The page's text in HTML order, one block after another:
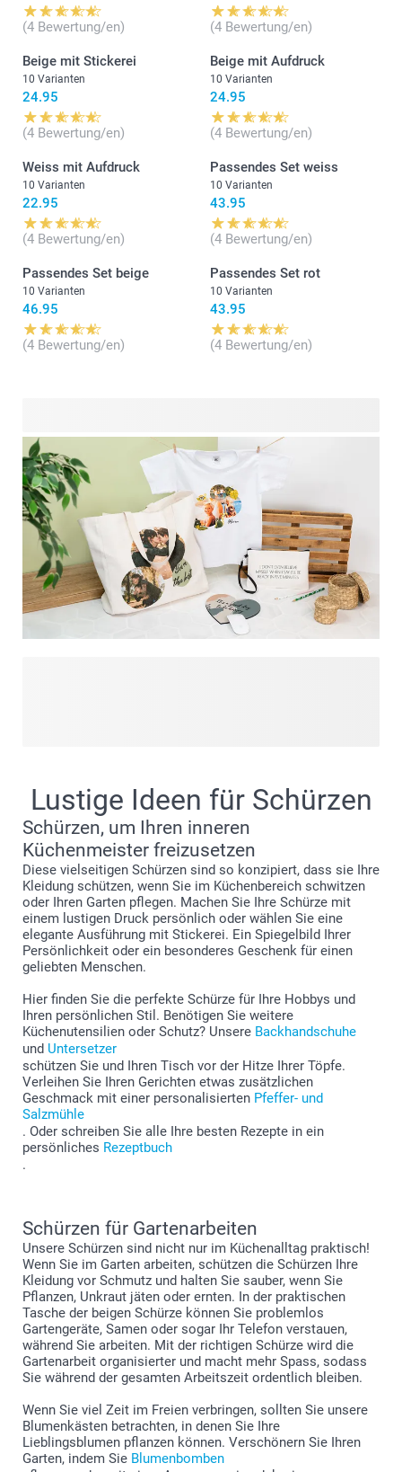
(4 Bewertung/en) (4 Bewertung/en)
Beige mit Stickerei
10 Varianten
24.95
(4 Bewertung/en)
Beige mit Aufdruck
10 Varianten
24.95
(4 Bewertung/en)
Weiss mit Aufdruck
10 Varianten
22.95
(4 Bewertung/en)
Passendes Set weiss
10 Varianten
43.95
(4 Bewertung/en)
Passendes Set beige
10 Varianten
46.95
(4 Bewertung/en)
Passendes Set rot
10 Varianten
43.95
(4 Bewertung/en)
suchen. Mit einer
für Ihre Küche, Ihren Garten, Ihr Bad oder Ihren
Kleiderschrank können Sie ganz einfach Ihre Lieblings-
Textilprodukte gestalten.
Lustige Ideen für Schürzen
Schürzen, um Ihren inneren
Küchenmeister freizusetzen
Diese vielseitigen Schürzen sind so konzipiert, dass sie Ihre
Kleidung schützen, wenn Sie im Küchenbereich schwitzen
oder Ihren Garten pflegen. Machen Sie Ihre Schürze mit
einem lustigen Druck persönlich oder wählen Sie eine
elegante Ausführung mit Stickerei. Ein Spiegelbild Ihrer
Persönlichkeit oder ein besonderes Geschenk für einen
geliebten Menschen.
Hier finden Sie die perfekte Schürze für Ihre Hobbys und
Ihren persönlichen Stil. Benötigen Sie weitere
Küchenutensilien oder Schutz? Unsere Backhandschuhe
und Untersetzer
schützen Sie und Ihren Tisch vor der Hitze Ihrer Töpfe.
Verleihen Sie Ihren Gerichten etwas zusätzlichen
Geschmack mit einer personalisierten Pfeffer- und
Salzmühle
. Oder schreiben Sie alle Ihre besten Rezepte in ein
persönliches Rezeptbuch
.
Schürzen für Gartenarbeiten
Unsere Schürzen sind nicht nur im Küchenalltag praktisch!
Wenn Sie im Garten arbeiten, schützen die Schürzen Ihre
Kleidung vor Schmutz und halten Sie sauber, wenn Sie
Pflanzen, Unkraut jäten oder ernten. In der praktischen
Tasche der beigen Schürze können Sie problemlos
Gartengeräte, Samen oder sogar Ihr Telefon verstauen,
während Sie arbeiten. Mit der richtigen Schürze wird die
Gartenarbeit organisierter und macht mehr Spass, sodass
Sie während der gesamten Arbeitszeit ordentlich bleiben.
Wenn Sie viel Zeit im Freien verbringen, sollten Sie unsere
Blumenkästen betrachten, in denen Sie Ihre
Lieblingsblumen pflanzen können. Verschönern Sie Ihren
Garten, indem Sie Blumenbomben